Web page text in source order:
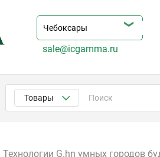
sale@icgamma.ru
Товары
Технологии G.hn умных городов